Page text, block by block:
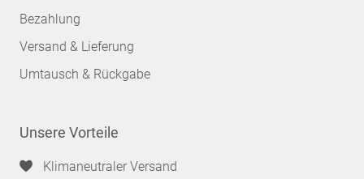
Bezahlung
Versand & Lieferung
Umtausch & Rückgabe
Unsere Vorteile
Klimaneutraler Versand